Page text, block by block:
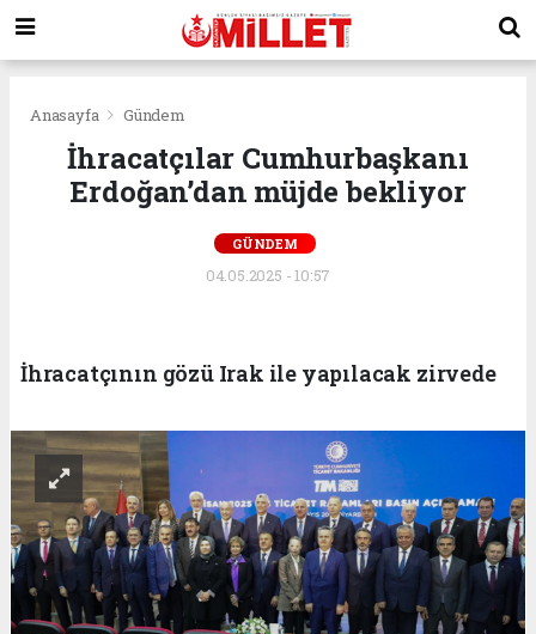
Anasayfa Gündem
İhracatçılar Cumhurbaşkanı
Erdoğan’dan müjde bekliyor
GÜNDEM
04.05.2025 - 10:57
İhracatçının gözü Irak ile yapılacak zirvede